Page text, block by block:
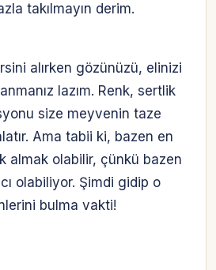
takılmayın derim.
alırken gözünüzü, elinizi
lazım. Renk, sertlik
size meyvenin taze
Ama tabii ki, bazen en
almak olabilir, çünkü bazen
olabiliyor. Şimdi gidip o
bulma vakti!